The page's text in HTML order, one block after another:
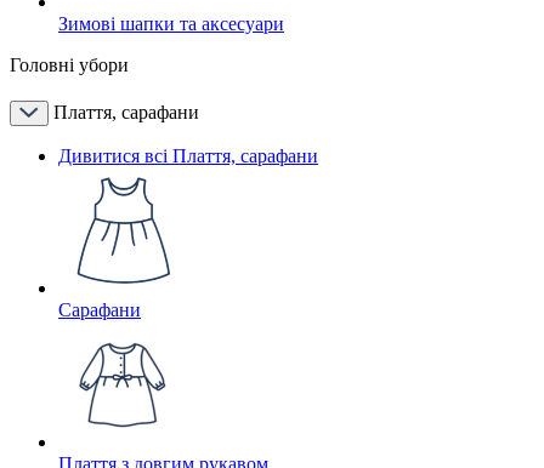
Зимові шапки та аксесуари
Головні убори
Плаття, сарафани
Дивитися всі Плаття, сарафани
Сарафани
Плаття з довгим рукавом